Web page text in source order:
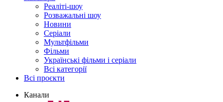
Реаліті-шоу
Розважальні шоу
Новини
Серіали
Мультфільми
Фільми
Українські фільми і серіали
Всі категорії
Всі проєкти
Канали